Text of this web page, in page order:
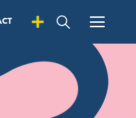
Open Search
-